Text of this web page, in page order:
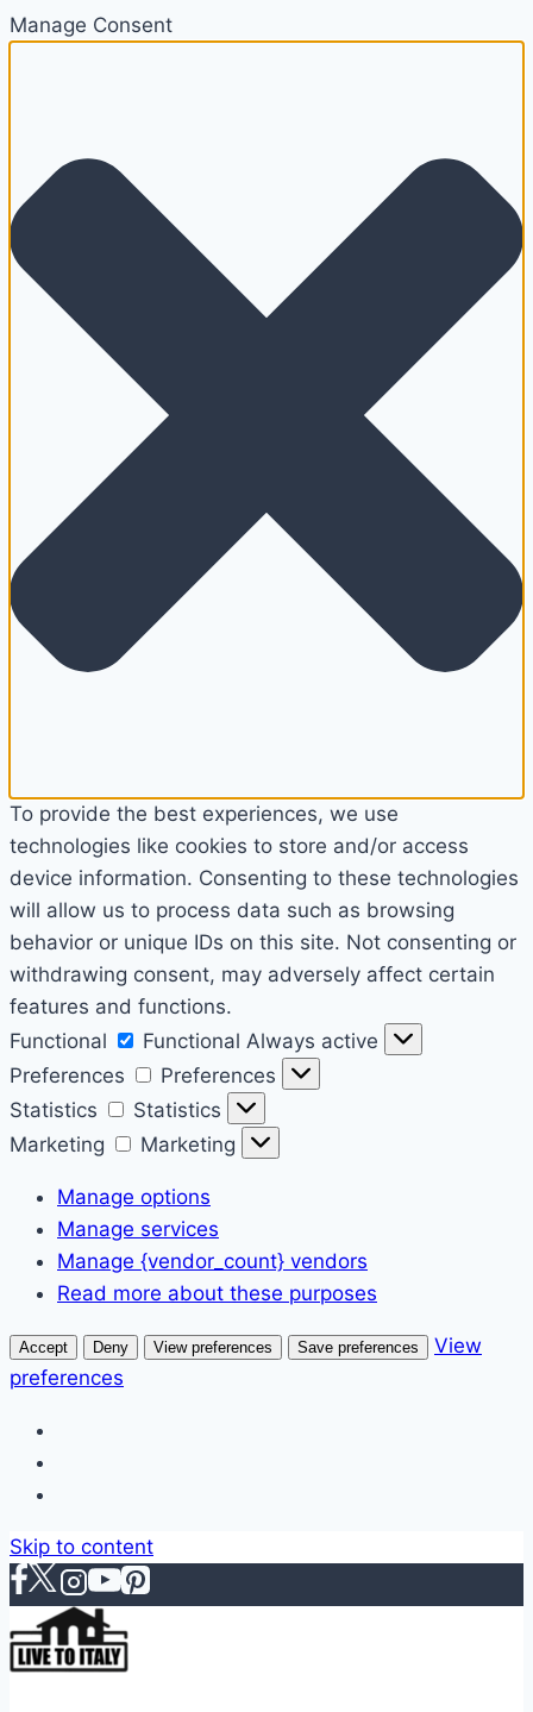
Manage Consent
To provide the best experiences, we use
technologies like cookies to store and/or access
device information. Consenting to these technologies
will allow us to process data such as browsing
behavior or unique IDs on this site. Not consenting or
withdrawing consent, may adversely affect certain
features and functions.
Functional
Functional Always active
Preferences
Preferences
Statistics
Statistics
Marketing
Marketing
Manage options
Manage services
Manage {vendor_count} vendors
Read more about these purposes
Accept Deny View preferences Save preferences
View
preferences
Skip to content